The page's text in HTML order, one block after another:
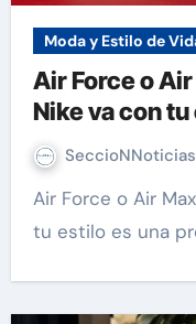
Moda y Estilo de
Air Force o
Nike va con
SeccioNNoticias
Air Force o Air Max: qué modelo de Nike va con
tu estilo es una